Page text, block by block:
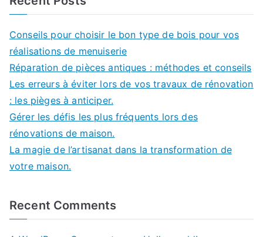
Conseils pour choisir le bon type de bois pour vos
réalisations de menuiserie
Réparation de pièces antiques : méthodes et conseils
Les erreurs à éviter lors de vos travaux de rénovation
: les pièges à anticiper.
Gérer les défis les plus fréquents lors des
rénovations de maison.
La magie de l’artisanat dans la transformation de
votre maison.
Recent Comments